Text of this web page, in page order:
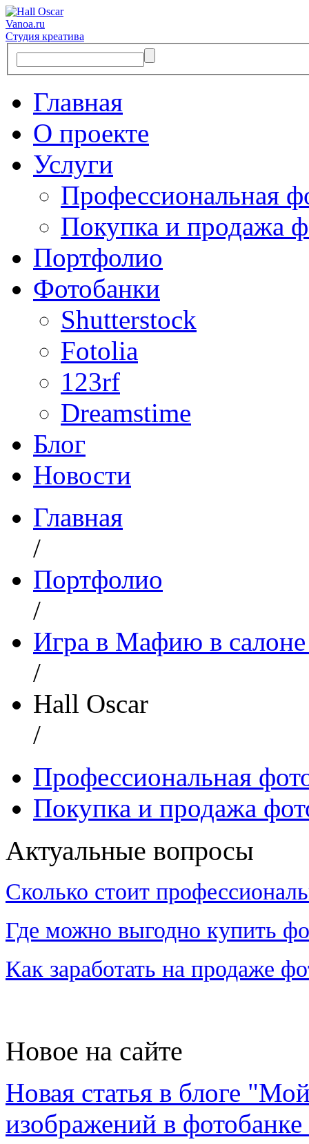
Vanoa.ru
Студия креатива
Главная
О проекте
Услуги
Профессиональная
Покупка и продажа
Портфолио
Фотобанки
Shutterstock
Fotolia
123rf
Dreamstime
Блог
Новости
Главная
/
Портфолио
/
Игра в Мафию в
/
Hall Oscar
/
Профессиональная
Покупка и продажа
Актуальные вопросы
Сколько стоит
Где можно выгодно купить
Как заработать на продаже
Новое на сайте
Новая статья в блоге
изображений в